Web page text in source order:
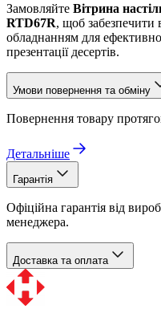
Замовляйте Вітрина
RTD67R, щоб забезпечити
обладнанням для
презентації десертів.
Умови повернення та обміну
Повернення товару
Детальніше
Гарантія
Офіційна гарантія від
менеджера.
Доставка та оплата